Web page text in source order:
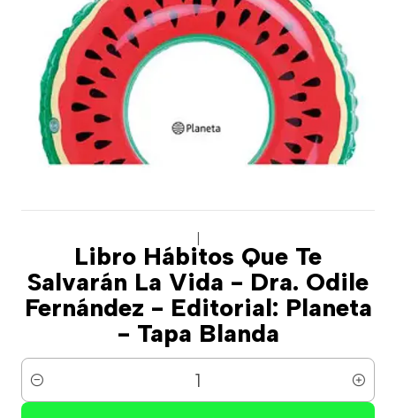
Libro Hábitos Que Te
Salvarán La Vida - Dra. Odile
Fernández - Editorial: Planeta
- Tapa Blanda
Cantidad